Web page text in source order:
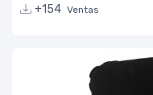
+154 Ventas